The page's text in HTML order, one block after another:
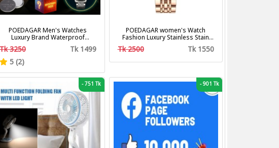
POEDAGAR Men's Watches
Luxury Brand Waterproof
Calendar Luminous Steel Band
Wrist Watches Fashion Business
Men's Quartz Watches
Tk 3250
Tk 1499
5 (2)
POEDAGAR women's Watch
Fashion Luxury Stainless Stain
Business Quartz Watches
Waterproof Luminous Week Date
Tk 2500 Tk 1550
-751 Tk -901 Tk